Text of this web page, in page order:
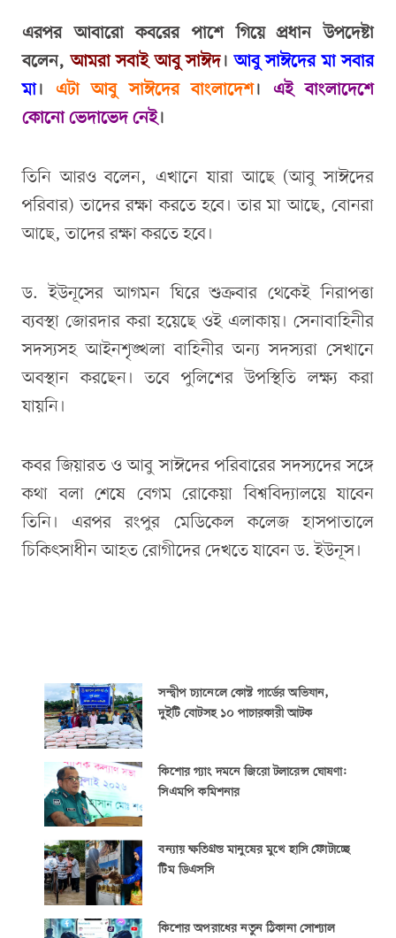
এরপর আবারো কবরের পাশে গিয়ে প্রধান উপদেষ্টা
বলেন,আমরা সবাই আবু সাঈদ।আবু সাঈদের মা সবার
মা। এটা আবু সাঈদের বাংলাদেশ। এই বাংলাদেশে
কোনো ভেদাভেদ নেই।
তিনি আরও বলেন, এখানে যারা আছে (আবু সাঈদের
পরিবার) তাদের রক্ষা করতে হবে। তার মা আছে, বোনরা
আছে, তাদের রক্ষা করতে হবে।
ড. ইউনূসের আগমন ঘিরে শুক্রবার থেকেই নিরাপত্তা
ব্যবস্থা জোরদার করা হয়েছে ওই এলাকায়। সেনাবাহিনীর
সদস্যসহ আইনশৃঙ্খলা বাহিনীর অন্য সদস্যরা সেখানে
অবস্থান করছেন। তবে পুলিশের উপস্থিতি লক্ষ্য করা
যায়নি।
কবর জিয়ারত ও আবু সাঈদের পরিবারের সদস্যদের সঙ্গে
কথা বলা শেষে বেগম রোকেয়া বিশ্ববিদ্যালয়ে যাবেন
তিনি। এরপর রংপুর মেডিকেল কলেজ হাসপাতালে
চিকিৎসাধীন আহত রোগীদের দেখতে যাবেন ড. ইউনূস।
সন্দ্বীপ চ্যানেলে কোস্ট গার্ডের অভিযান,
দুইটি বোটসহ ১০ পাচারকারী আটক
কিশোর গ্যাং দমনে জিরো টলারেন্স ঘোষণা:
সিএমপি কমিশনার
বন্যায় ক্ষতিগ্রস্ত মানুষের মুখে হাসি ফোটাচ্ছে
টিম ডিএসসি
কিশোর অপরাধের নতুন ঠিকানা সোশ্যাল